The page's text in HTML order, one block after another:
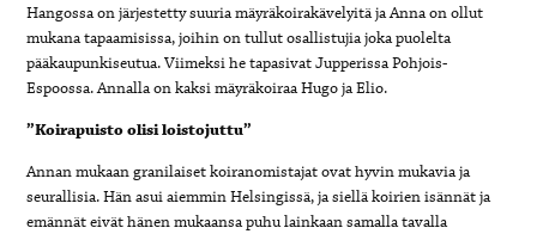
Hangossa on järjestetty suuria mäyräkoirakävelyitä ja Anna on ollut
mukana tapaamisissa, joihin on tullut osallistujia joka puolelta
pääkaupunkiseutua. Viimeksi he tapasivat Jupperissa Pohjois-
Espoossa. Annalla on kaksi mäyräkoiraa Hugo ja Elio.
”Koirapuisto olisi loistojuttu”
Annan mukaan granilaiset koiranomistajat ovat hyvin mukavia ja
seurallisia. Hän asui aiemmin Helsingissä, ja siellä koirien isännät ja
emännät eivät hänen mukaansa puhu lainkaan samalla tavalla